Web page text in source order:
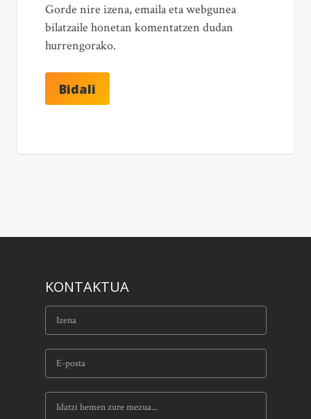
Gorde nire izena, emaila eta webgunea
bilatzaile honetan komentatzen dudan
hurrengorako.
KONTAKTUA